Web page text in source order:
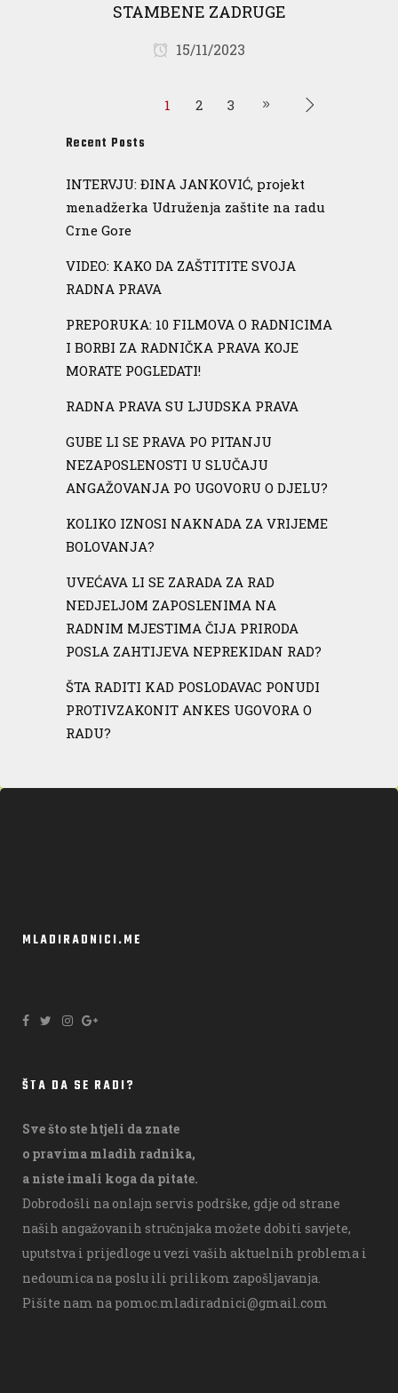
STAMBENE ZADRUGE
15/11/2023
1 2 3
Recent Posts
INTERVJU: ĐINA JANKOVIĆ, projekt
menadžerka Udruženja zaštite na radu
Crne Gore
VIDEO: KAKO DA ZAŠTITITE SVOJA
RADNA PRAVA
PREPORUKA: 10 FILMOVA O RADNICIMA
I BORBI ZA RADNIČKA PRAVA KOJE
MORATE POGLEDATI!
RADNA PRAVA SU LJUDSKA PRAVA
GUBE LI SE PRAVA PO PITANJU
NEZAPOSLENOSTI U SLUČAJU
ANGAŽOVANJA PO UGOVORU O DJELU?
KOLIKO IZNOSI NAKNADA ZA VRIJEME
BOLOVANJA?
UVEĆAVA LI SE ZARADA ZA RAD
NEDJELJOM ZAPOSLENIMA NA
RADNIM MJESTIMA ČIJA PRIRODA
POSLA ZAHTIJEVA NEPREKIDAN RAD?
ŠTA RADITI KAD POSLODAVAC PONUDI
PROTIVZAKONIT ANKES UGOVORA O
RADU?
MLADIRADNICI.ME
ŠTA DA SE RADI?
Sve što ste htjeli da znate
o pravima mladih radnika,
a niste imali koga da pitate.
Dobrodošli na onlajn servis podrške, gdje od strane
naših angažovanih stručnjaka možete dobiti savjete,
uputstva i prijedloge u vezi vaših aktuelnih problema i
nedoumica na poslu ili prilikom zapošljavanja.
Pišite nam na pomoc.mladiradnici@gmail.com